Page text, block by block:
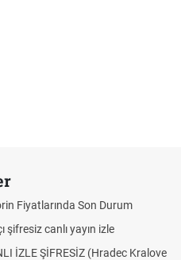
Fiyatlarında Son Durum
şifresiz canlı yayın izle
İZLE ŞİFRESİZ (Hradec Kralove